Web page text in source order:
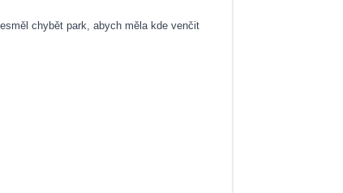
chybět park, abych měla kde venčit